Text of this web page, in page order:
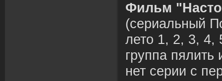
Фильм
(сериальный
лето 1, 2, 3, 4,
группа пялить
нет серии с